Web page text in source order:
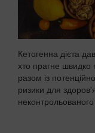
Кетогенна дієта
хто прагне швидко
разом із
ризики для